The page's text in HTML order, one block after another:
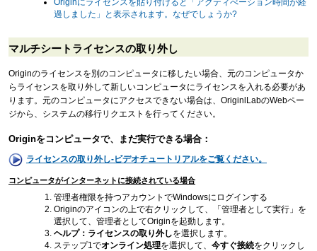
過しました」と表示されます。なぜでしょうか?
マルチシートライセンスの取り外し
Originのライセンスを別のコンピュータに移したい場合、元のコンピュータか
らライセンスを取り外して新しいコンピュータにライセンスを入れる必要があ
ります。元のコンピュータにアクセスできない場合は、OriginlLabのWebペー
ジから、システムの移行リクエストを行ってください。
Originをコンピュータで、まだ実行できる場合：
ライセンスの取り外し-ビデオチュートリアルをご覧ください。
コンピュータがインターネットに接続されている場合
管理者権限を持つアカウントでWindowsにログインする
Originのアイコンの上で右クリックして、「管理者として実行」を
選択して、管理者としてOriginを起動します。
ヘルプ：ライセンスの取り外しを選択します。
ステップ1でオンライン処理を選択して、 今すぐ接続をクリックし